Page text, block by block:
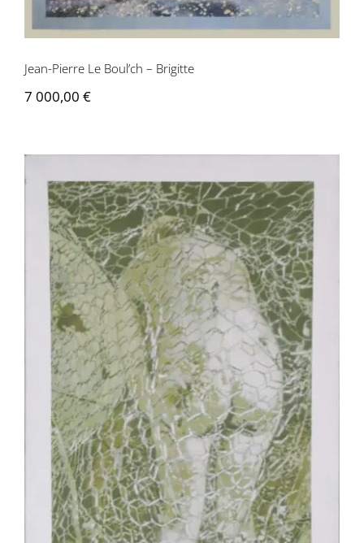
Jean-Pierre Le Boul’ch – Brigitte
7 000,00 €
Jean-Pierre Le Boul’ch – Brigitte